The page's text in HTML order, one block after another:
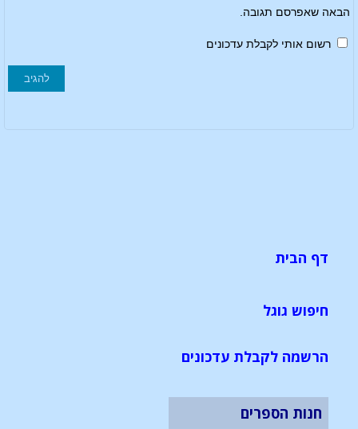
הבאה שאפרסם תגובה.
רשום אותי לקבלת עדכונים
דף הבית
חיפוש גוגל
הרשמה לקבלת עדכונים
חנות הספרים